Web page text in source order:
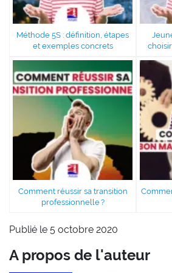
Méthode 5S : définition, étapes
et exemples concrets
Comment réussir sa transition
professionnelle ?
Publié le 5 octobre 2020
A propos de l'auteur